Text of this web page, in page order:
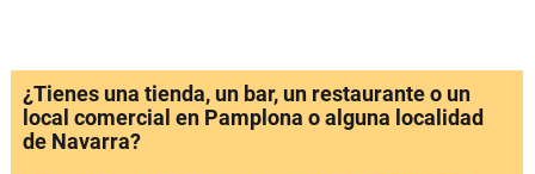
¿Tienes una tienda, un bar, un restaurante o un
local comercial en Pamplona o alguna localidad
de Navarra?